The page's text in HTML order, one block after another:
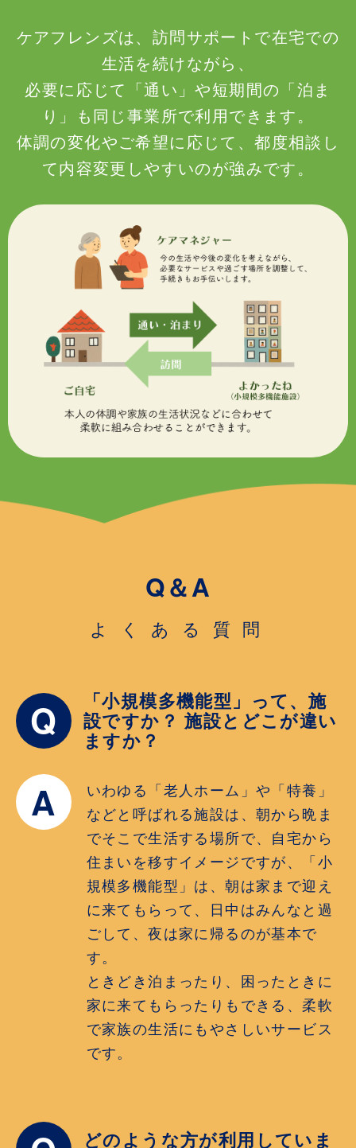
ケアフレンズは、訪問サポートで在宅での
生活を続けながら、
必要に応じて「通い」や短期間の「泊ま
り」も同じ事業所で利用できます。
体調の変化やご希望に応じて、都度相談し
て内容変更しやすいのが強みです。
Q＆A
よくある質問
Q 「小規模多機能型」って、施
設ですか？ 施設とどこが違い
ますか？
A
いわゆる「老人ホーム」や「特養」
などと呼ばれる施設は、朝から晩ま
でそこで生活する場所で、自宅から
住まいを移すイメージですが、「小
規模多機能型」は、朝は家まで迎え
に来てもらって、日中はみんなと過
ごして、夜は家に帰るのが基本で
す。
ときどき泊まったり、困ったときに
家に来てもらったりもできる、柔軟
で家族の生活にもやさしいサービス
です。
どのような方が利用していま